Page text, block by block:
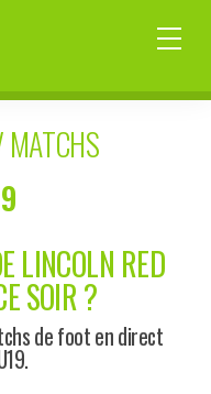
LINCOLN RED
SOIR ?
de foot en direct